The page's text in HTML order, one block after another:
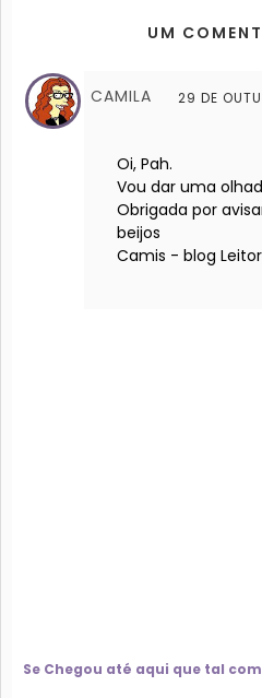
UM
CAMILA 29 DE
Oi, Pah.
Vou dar uma
Obrigada por
beijos
Camis - blog
Se Chegou até aqui que tal